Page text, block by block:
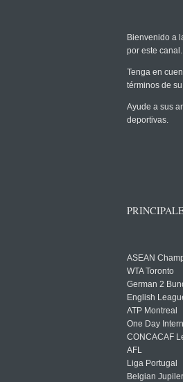
Bienvenido a
por este
Tenga en
términos de
Ayude a sus
deportivas.
ASEAN
WTA Toronto
German 2
English
ATP Montreal
One Day
CONCACAF
AFL
Liga Portugal
Belgian